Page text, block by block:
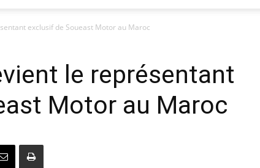
exclusif de Soueast Motor au Maroc
le représentant
Motor au Maroc